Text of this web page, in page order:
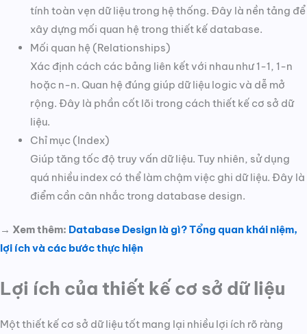
tính toàn vẹn dữ liệu trong hệ thống. Đây là nền tảng để
xây dựng mối quan hệ trong thiết kế database.
Mối quan hệ (Relationships)
Xác định cách các bảng liên kết với nhau như 1-1, 1-n
hoặc n-n. Quan hệ đúng giúp dữ liệu logic và dễ mở
rộng. Đây là phần cốt lõi trong cách thiết kế cơ sở dữ
liệu.
Chỉ mục (Index)
Giúp tăng tốc độ truy vấn dữ liệu. Tuy nhiên, sử dụng
quá nhiều index có thể làm chậm việc ghi dữ liệu. Đây là
điểm cần cân nhắc trong database design.
→ Xem thêm: Database Design là gì? Tổng quan khái niệm,
lợi ích và các bước thực hiện
Lợi ích của thiết kế cơ sở dữ liệu
Một thiết kế cơ sở dữ liệu tốt mang lại nhiều lợi ích rõ ràng